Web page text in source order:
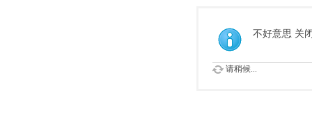
不好意思 关
请稍候...